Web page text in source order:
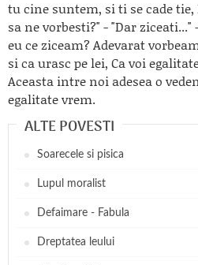
tu cine suntem, si ti se cade
sa ne vorbesti?" - "Dar ziceati..."
eu ce ziceam? Adevarat
si ca urasc pe lei, Ca voi
Aceasta intre noi adesea o
egalitate vrem.
ALTE POVESTI
Soarecele si pisica
Lupul moralist
Defaimare - Fabula
Dreptatea leului